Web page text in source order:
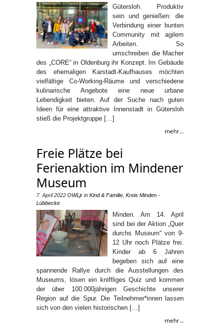
Gütersloh. Produktiv
sein und genießen: die
Verbindung einer bunten
Community mit agilem
Arbeiten. So
umschreiben die Macher
des „CORE“ in Oldenburg ihr Konzept. Im Gebäude
des ehemaligen Karstadt-Kaufhauses möchten
vielfältige Co-Working-Räume und verschiedene
kulinarische Angebote eine neue urbane
Lebendigkeit bieten. Auf der Suche nach guten
Ideen für eine attraktive Innenstadt in Gütersloh
stieß die Projektgruppe […]
mehr...
Freie Plätze bei
Ferienaktion im Mindener
Museum
7. April 2022 OWLjr in Kind & Familie Kreis Minden -
Lübbecke
Minden. Am 14. April
sind bei der Aktion „Quer
durchs Museum“ von 9-
12 Uhr noch Plätze frei.
Kinder ab 6 Jahren
begeben sich auf eine
spannende Rallye durch die Ausstellungen des
Museums, lösen ein kniffliges Quiz und kommen
der über 100.000jährigen Geschichte unserer
Region auf die Spur. Die Teilnehmer*innen lassen
sich von den vielen historischen […]
mehr...